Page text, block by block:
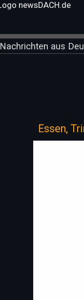
Nachrichten aus
Essen,